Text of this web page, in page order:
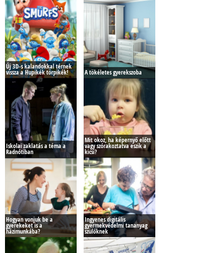
Új 3D-s kalandokkal térnek
vissza a Hupikék törpikék! A tökéletes gyerekszoba
Iskolai zaklatás a téma a
Radnótiban
Mit okoz, ha képernyő előtt
vagy szórakoztatva eszik a
kicsi?
Hogyan vonjuk be a
gyerekeket is a
házimunkába?
Ingyenes digitális
gyermekvédelmi tananyag
szülőknek